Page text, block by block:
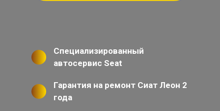
Специализированный
автосервис Seat
Гарантия на ремонт Сиат Леон 2
года